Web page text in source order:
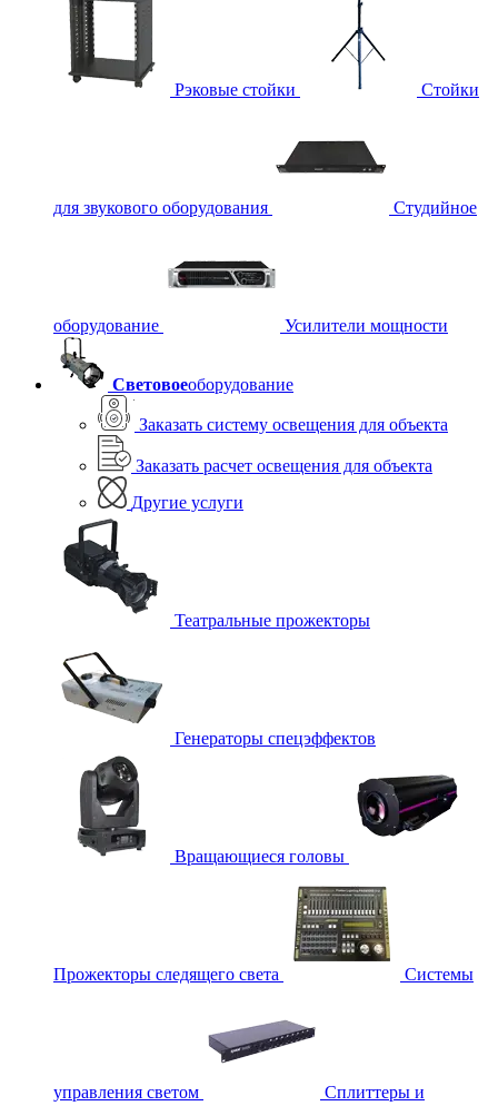
Рэковые стойки Стойки
для звукового оборудования Студийное
оборудование Усилители мощности
Световоеоборудование
Заказать систему освещения для объекта
Заказать расчет освещения для объекта
Другие услуги
Театральные прожекторы
Генераторы спецэффектов
Вращающиеся головы
Прожекторы следящего света Системы
управления светом Сплиттеры и